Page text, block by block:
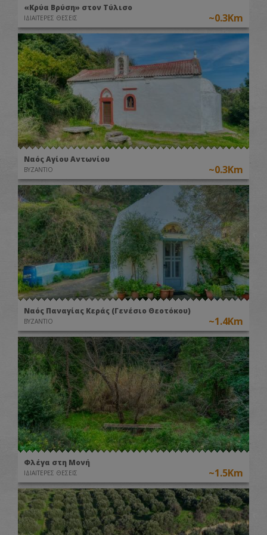
«Κρύα Βρύση» στον Τύλισο
ΙΔΙΑΙΤΕΡΕΣ ΘΕΣΕΙΣ ~0.3Km
Ναός Αγίου Αντωνίου
ΒΥΖΑΝΤΙΟ ~0.3Km
Ναός Παναγίας Κεράς (Γενέσιο Θεοτόκου)
ΒΥΖΑΝΤΙΟ ~1.4Km
Φλέγα στη Μονή
ΙΔΙΑΙΤΕΡΕΣ ΘΕΣΕΙΣ ~1.5Km